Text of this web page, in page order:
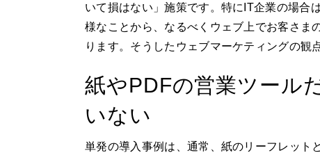
いて損はない」施策です。特にIT企業の場合
様なことから、なるべくウェブ上でお客さま
ります。そうしたウェブマーケティングの観
紙やPDFの営業ツール
いない
単発の導入事例は、通常、紙のリーフレット